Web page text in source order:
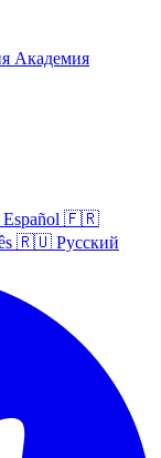
Академия
Español 🇫🇷
🇷🇺 Русский